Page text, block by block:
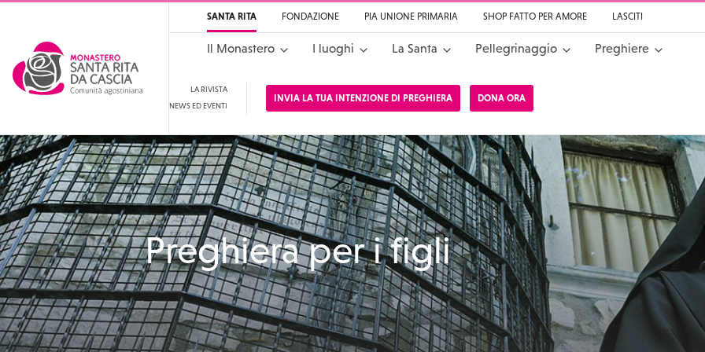
Santa Rita
Santuario di Santa Rita da Cascia
SANTA RITA FONDAZIONE PIA UNIONE PRIMARIA SHOP FATTO PER AMORE LASCITI
Il Monastero I luoghi La Santa Pellegrinaggio Preghiere
LA RIVISTA
NEWS ED EVENTI
INVIA LA TUA INTENZIONE DI PREGHIERA DONA ORA
Preghiera per i figli